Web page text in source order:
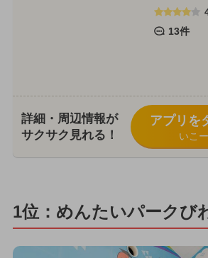
13件
詳細・周辺情報が
サクサク見れる！
アプリを
いこ
1位：めんたいパークび